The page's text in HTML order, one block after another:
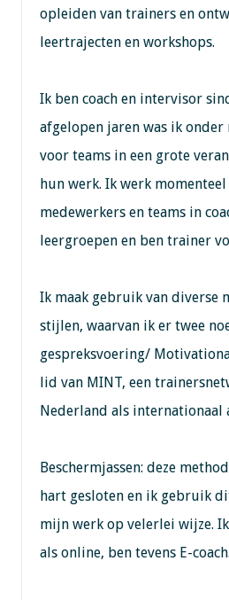
opleiden van trainers en
leertrajecten en workshops.
Ik ben coach en intervisor
afgelopen jaren was ik onder
voor teams in een grote
hun werk. Ik werk
medewerkers en teams in
leergroepen en ben trainer
Ik maak gebruik van diverse
stijlen, waarvan ik er twee
gespreksvoering/
lid van MINT, een
Nederland als internationaal
Beschermjassen: deze
hart gesloten en ik gebruik
mijn werk op velerlei wijze.
als online, ben tevens E-coach.